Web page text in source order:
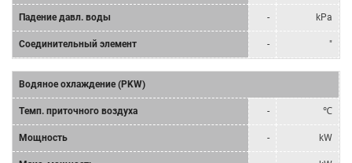
Падение давл. воды - kPa
Соединительный элемент - "
Водяное охлаждение (PKW)
Tемп. приточного воздуха - ℃
Мощность - kW